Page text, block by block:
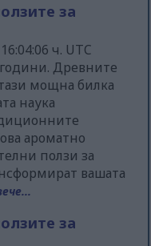
за
ч. UTC
Древните
мощна билка
наука
ароматно
ползи за
вашата
за